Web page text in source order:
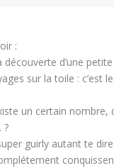
:
d’une
sur la toile : c’est
un certain nombre,
?
guirly autant te